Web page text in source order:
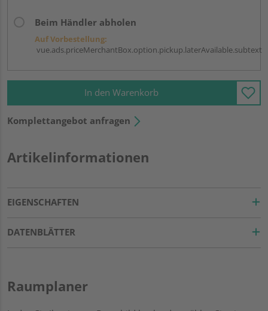
Beim Händler abholen
Auf Vorbestellung:
vue.ads.priceMerchantBox.option.pickup.laterAvailable.subtext
In den Warenkorb
Komplettangebot anfragen
Artikelinformationen
EIGENSCHAFTEN
DATENBLÄTTER
Raumplaner